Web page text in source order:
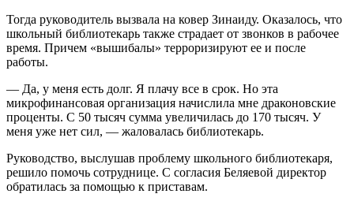
Тогда руководитель вызвала на ковер Зинаиду. Оказалось, что
школьный библиотекарь также страдает от звонков в рабочее
время. Причем «вышибалы» терроризируют ее и после
работы.
— Да, у меня есть долг. Я плачу все в срок. Но эта
микрофинансовая организация начислила мне драконовские
проценты. С 50 тысяч сумма увеличилась до 170 тысяч. У
меня уже нет сил, — жаловалась библиотекарь.
Руководство, выслушав проблему школьного библиотекаря,
решило помочь сотруднице. С согласия Беляевой директор
обратилась за помощью к приставам.